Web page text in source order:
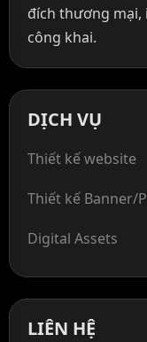
đích thương mại,
công khai.
DỊCH VỤ
Thiết kế website
Thiết kế Banner/
Digital Assets
LIÊN HỆ